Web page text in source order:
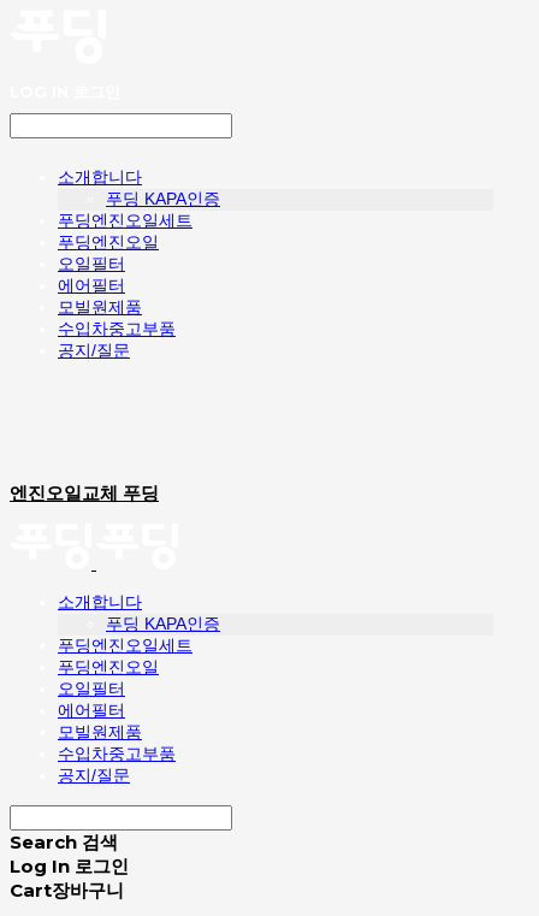
소개합니다
푸딩 KAPA인증
푸딩엔진오일세트
푸딩엔진오일
오일필터
에어필터
모빌원제품
수입차중고부품
공지/질문
엔진오일교체 푸딩
소개합니다
푸딩 KAPA인증
푸딩엔진오일세트
푸딩엔진오일
오일필터
에어필터
모빌원제품
수입차중고부품
공지/질문
Search 검색
Log In 로그인
Cart장바구니